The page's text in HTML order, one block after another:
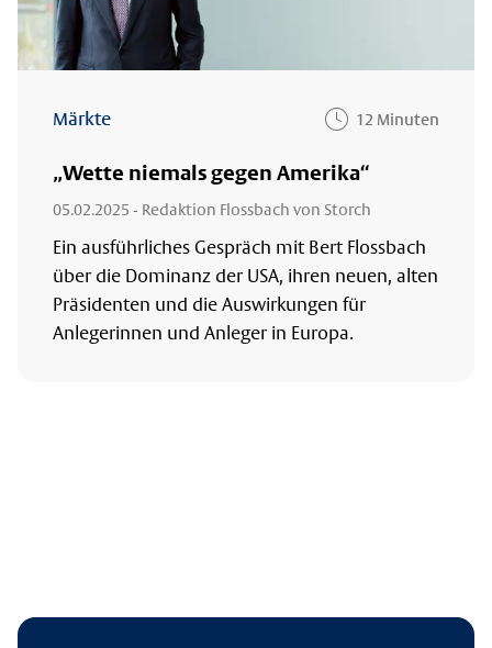
Märkte 12 Minuten
„Wette niemals gegen Amerika“
05.02.2025 - Redaktion Flossbach von Storch
Ein ausführliches Gespräch mit Bert Flossbach
über die Dominanz der USA, ihren neuen, alten
Präsidenten und die Auswirkungen für
Anlegerinnen und Anleger in Europa.